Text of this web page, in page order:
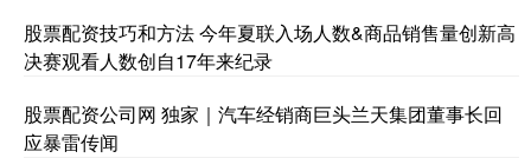
股票配资技巧和方法 今年夏联入场人数&商品销售量创新高
决赛观看人数创自17年来纪录
股票配资公司网 独家｜汽车经销商巨头兰天集团董事长回
应暴雷传闻